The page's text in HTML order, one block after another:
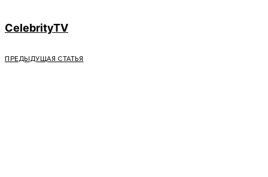
CelebrityTV
ПРЕДЫДУЩАЯ СТАТЬЯ